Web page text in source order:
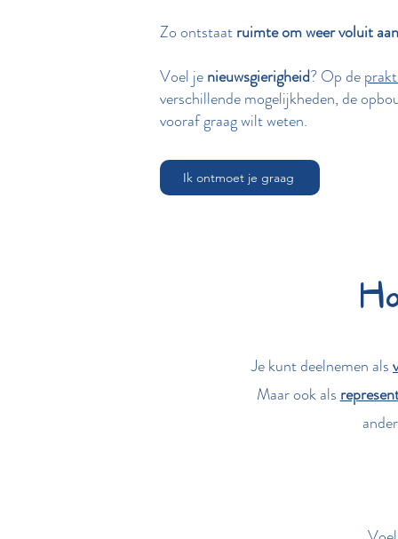
Zo ontstaatruimte om weer voluit
Voel jenieuwsgierigheid? Op de
verschillende mogelijkheden, de
vooraf graag wilt weten.
Ik ontmoet je graag
Je kunt deelnemen als
Maar ook als